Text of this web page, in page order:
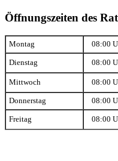
Öffnungszeiten des
Montag 08:00
Dienstag 08:00
Mittwoch 08:00
Donnerstag 08:00
Freitag 08:00